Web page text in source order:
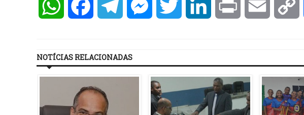
WhatsAppFacebookTelegramMessengerTwitter LinkedInPrint Email
NOTÍCIAS RELACIONADAS